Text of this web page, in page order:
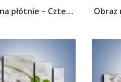
Obraz na płótnie – Czterolistna koniczyna...